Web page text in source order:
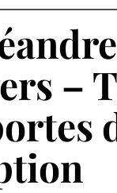
–